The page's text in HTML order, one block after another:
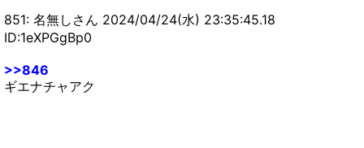
851: 名無しさん 2024/04/24(水) 23:35:45.18
ID:1eXPGgBp0
>>846
ギエナチャアク